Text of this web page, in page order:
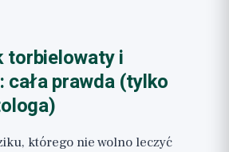
torbielowaty i
prawda (tylko
którego nie wolno leczyć